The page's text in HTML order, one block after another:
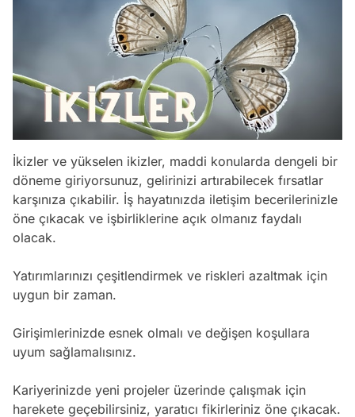
İkizler ve yükselen ikizler, maddi konularda dengeli bir
döneme giriyorsunuz, gelirinizi artırabilecek fırsatlar
karşınıza çıkabilir. İş hayatınızda iletişim becerilerinizle
öne çıkacak ve işbirliklerine açık olmanız faydalı
olacak.
Yatırımlarınızı çeşitlendirmek ve riskleri azaltmak için
uygun bir zaman.
Girişimlerinizde esnek olmalı ve değişen koşullara
uyum sağlamalısınız.
Kariyerinizde yeni projeler üzerinde çalışmak için
harekete geçebilirsiniz, yaratıcı fikirleriniz öne çıkacak.